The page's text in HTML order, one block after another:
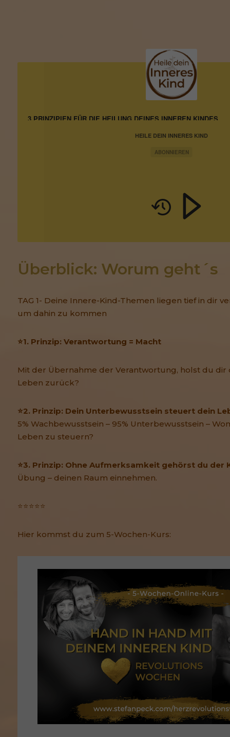
HEILE DEIN INNERES KIND
ABONNIEREN
3 PRINZIPIEN FÜR DIE HEILUNG DEINES INNEREN KINDES
Überblick: Worum geht´s
TAG 1- Deine Innere-Kind-Themen liegen tief in dir
um dahin zu kommen
⭐1. Prinzip: Verantwortung = Macht
Mit der Übernahme der Verantwortung, holst du dir
Leben zurück?
⭐2. Prinzip: Dein Unterbewusstsein steuert dein
5% Wachbewusstsein – 95% Unterbewusstsein –
Leben zu steuern?
⭐3. Prinzip: Ohne Aufmerksamkeit gehörst du der
Übung – deinen Raum einnehmen.
⭐⭐⭐⭐⭐
Hier kommst du zum 5-Wochen-Kurs: